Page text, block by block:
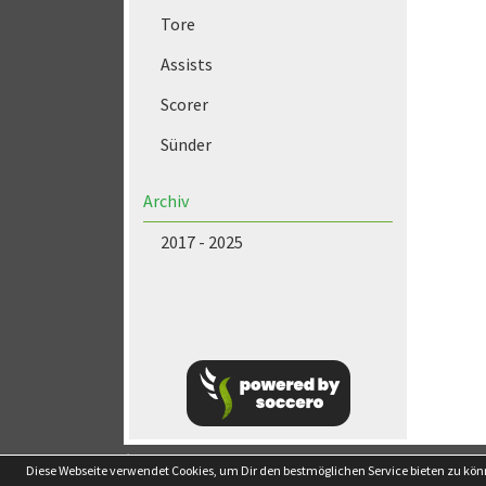
Tore
Assists
Scorer
Sünder
Archiv
2017 - 2025
soccero.de
Diese Webseite verwendet Cookies, um Dir den bestmöglichen Service bieten zu